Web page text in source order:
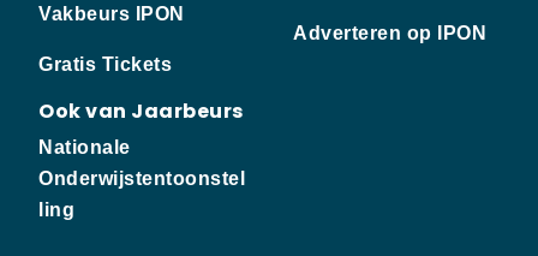
Vakbeurs IPON
Gratis Tickets
Ook van Jaarbeurs
Nationale
Onderwijstentoonstel
ling
Adverteren op IPON